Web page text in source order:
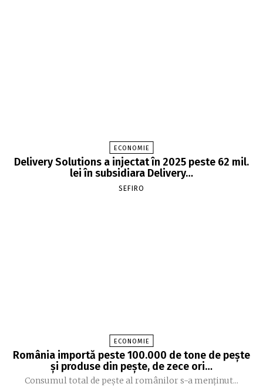
ECONOMIE
Delivery Solutions a injectat în 2025 peste 62 mil.
lei în subsidiara Delivery…
SEFIRO
ECONOMIE
România importă peste 100.000 de tone de peşte
şi produse din peşte, de zece ori…
Consumul total de peşte al ro­mâ­nilor s-a menţinut...